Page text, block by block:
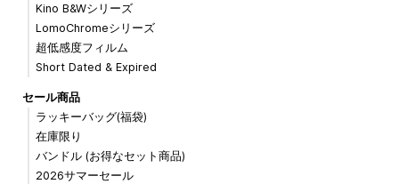
Kino B&Wシリーズ
LomoChromeシリーズ
超低感度フィルム
Short Dated & Expired
セール商品
ラッキーバッグ(福袋)
在庫限り
バンドル (お得なセット商品)
2026サマーセール